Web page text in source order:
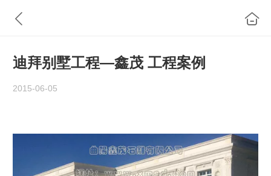
迪拜别墅工程—鑫茂 工程案例
2015-06-05